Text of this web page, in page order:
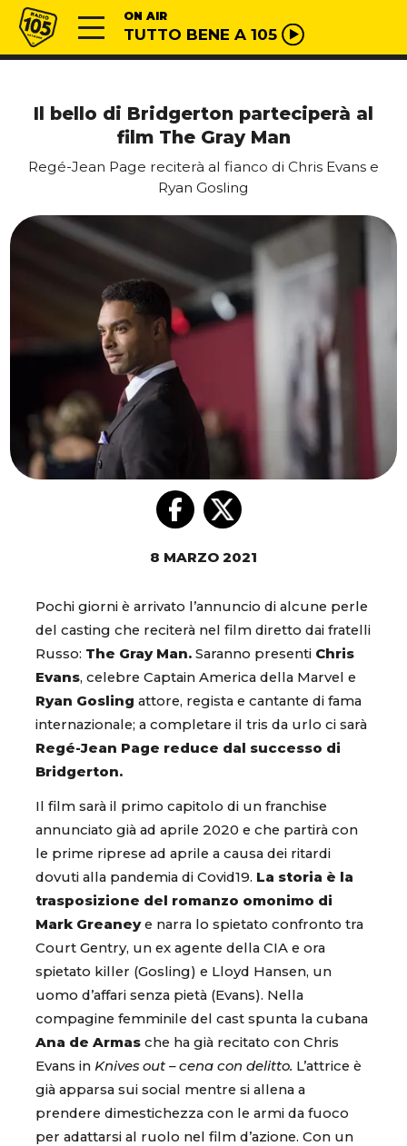
Vai al contenuto
Radio 105 ON AIR
TUTTO BENE A 105
Il bello di Bridgerton parteciperà al
film The Gray Man
Regé-Jean Page reciterà al fianco di Chris Evans e
Ryan Gosling
8 MARZO 2021
Pochi giorni è arrivato l’annuncio di alcune perle
del casting che reciterà nel film diretto dai fratelli
Russo: The Gray Man. Saranno presenti Chris
Evans, celebre Captain America della Marvel e
Ryan Gosling attore, regista e cantante di fama
internazionale; a completare il tris da urlo ci sarà
Regé-Jean Page reduce dal successo di
Bridgerton.
Il film sarà il primo capitolo di un franchise
annunciato già ad aprile 2020 e che partirà con
le prime riprese ad aprile a causa dei ritardi
dovuti alla pandemia di Covid19. La storia è la
trasposizione del romanzo omonimo di
Mark Greaneye narra lo spietato confronto tra
Court Gentry, un ex agente della CIA e ora
spietato killer (Gosling) e Lloyd Hansen, un
uomo d’affari senza pietà (Evans). Nella
compagine femminile del cast spunta la cubana
Ana de Armas che ha già recitato con Chris
Evans in Knives out – cena con delitto. L’attrice è
già apparsa sui social mentre si allena a
prendere dimestichezza con le armi da fuoco
per adattarsi al ruolo nel film d’azione. Con un